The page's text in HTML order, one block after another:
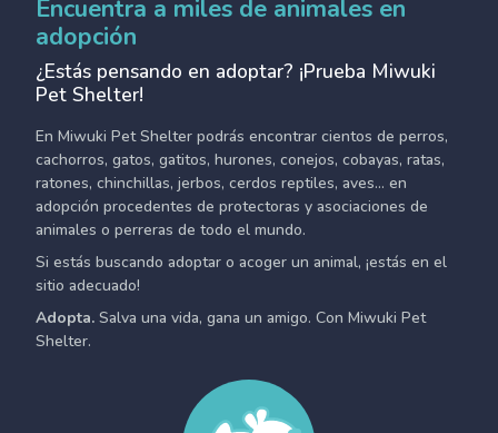
Encuentra a miles de animales en
adopción
¿Estás pensando en adoptar? ¡Prueba Miwuki
Pet Shelter!
En Miwuki Pet Shelter podrás encontrar cientos de perros,
cachorros, gatos, gatitos, hurones, conejos, cobayas, ratas,
ratones, chinchillas, jerbos, cerdos reptiles, aves... en
adopción procedentes de protectoras y asociaciones de
animales o perreras de todo el mundo.
Si estás buscando adoptar o acoger un animal, ¡estás en el
sitio adecuado!
Adopta. Salva una vida, gana un amigo. Con Miwuki Pet
Shelter.